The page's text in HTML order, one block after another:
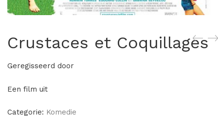
Crustaces et Coquillages
Geregisseerd door
Een film uit
Categorie: Komedie